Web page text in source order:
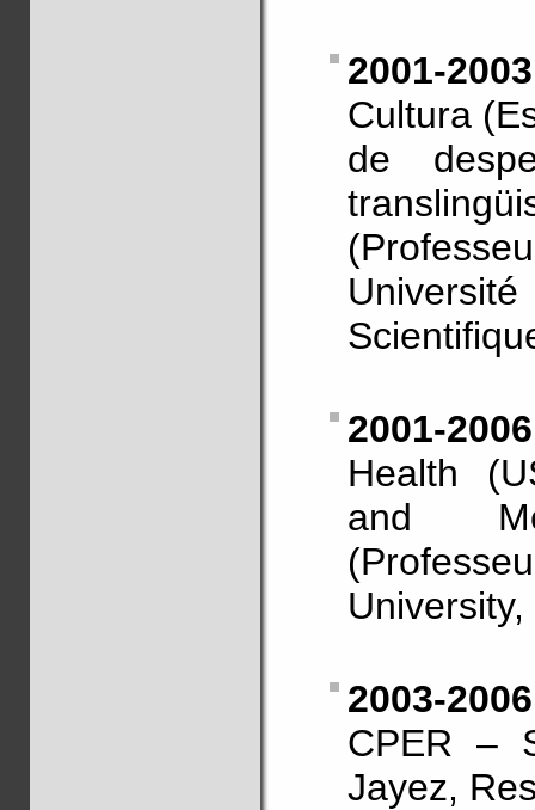
2001-2003
Cultura
de
2001-
Health
and
2003-
CPER –
Jayez,